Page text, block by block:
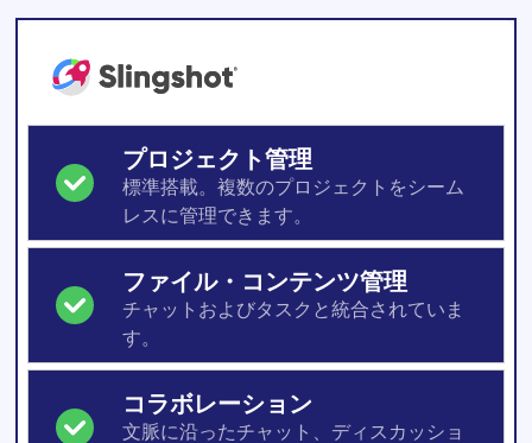
プロジェクト管理
標準搭載。複数のプロジェクトをシーム
レスに管理できます。
ファイル・コンテンツ管理
チャットおよびタスクと統合されていま
す。
コラボレーション
文脈に沿ったチャット、ディスカッショ